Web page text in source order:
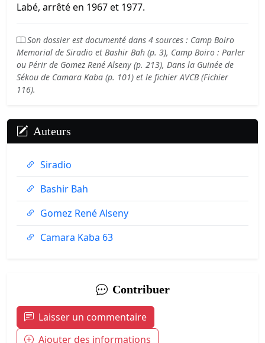
Labé, arrêté en 1967 et 1977.
Son dossier est documenté dans 4 sources : Camp Boiro
Memorial de Siradio et Bashir Bah (p. 3), Camp Boiro : Parler
ou Périr de Gomez René Alseny (p. 213), Dans la Guinée de
Sékou de Camara Kaba (p. 101) et le fichier AVCB (Fichier
116).
Auteurs
Siradio
Bashir Bah
Gomez René Alseny
Camara Kaba 63
Contribuer
Laisser un commentaire
Ajouter des informations